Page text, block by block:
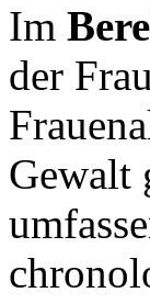
Im
der
Gewalt